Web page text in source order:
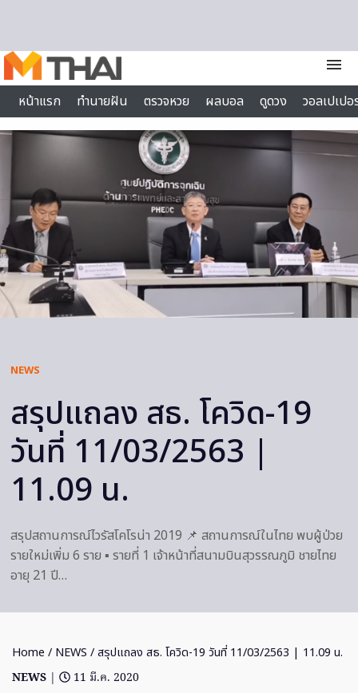
menu
หน้าแรก
ทำนายฝัน ตรวจหวย ผลบอล ดูดวง
วอลเปเป
ไลฟ์สไตล์
NEWS
สรุปแถลง สธ. โควิด-19
วันที่ 11/03/2563 |
11.09 น.
สรุปสถานการณ์ไวรัสโคโรน่า 2019 📌 สถานการณ์ในไทย พบผู้ป่วย
รายใหม่เพิ่ม 6 ราย ▪️ รายที่ 1 เจ้าหน้าที่สนามบินสุวรรณภูมิ ชายไทย
อายุ 21 ปี…
Home / NEWS / สรุปแถลง สธ. โควิด-19 วันที่ 11/03/2563 | 11.09 น.
NEWS |
11 มี.ค. 2020